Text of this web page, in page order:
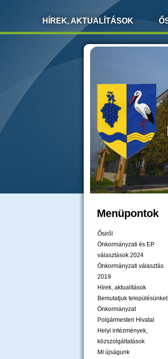
HÍREK, AKTUALÍTÁSOK
Menüpontok
Ősiről
Önkormányzati és EP
választások 2024
Önkormányzati választás
2019
Hírek, aktualítások
Bemutatjuk településünket
Önkormányzat
Polgármesteri Hivatal
Helyi intézmények,
közszolgáltatások
MI újságunk